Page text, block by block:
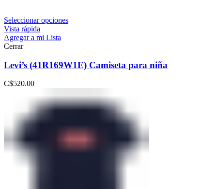
Seleccionar opciones
Vista rápida
Agregar a mi Lista
Cerrar
Levi’s (41R169W1E) Camiseta para niña
C$520.00